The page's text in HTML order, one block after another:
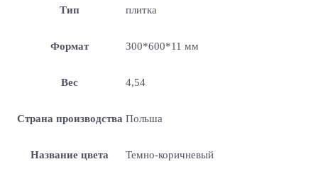
Тип плитка
Формат 300*600*11 мм
Вес 4,54
Страна производства Польша
Название цвета Темно-коричневый